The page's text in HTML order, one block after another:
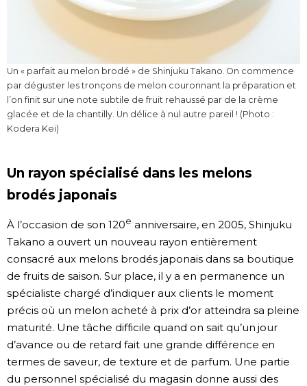
Un « parfait au melon brodé » de Shinjuku Takano. On commence
par déguster les tronçons de melon couronnant la préparation et
l’on finit sur une note subtile de fruit rehaussé par de la crème
glacée et de la chantilly. Un délice à nul autre pareil ! (Photo :
Kodera Kei)
Un rayon spécialisé dans les melons
brodés japonais
À l’occasion de son 120e anniversaire, en 2005, Shinjuku
Takano a ouvert un nouveau rayon entièrement
consacré aux melons brodés japonais dans sa boutique
de fruits de saison. Sur place, il y a en permanence un
spécialiste chargé d’indiquer aux clients le moment
précis où un melon acheté à prix d’or atteindra sa pleine
maturité. Une tâche difficile quand on sait qu’un jour
d’avance ou de retard fait une grande différence en
termes de saveur, de texture et de parfum. Une partie
du personnel spécialisé du magasin donne aussi des